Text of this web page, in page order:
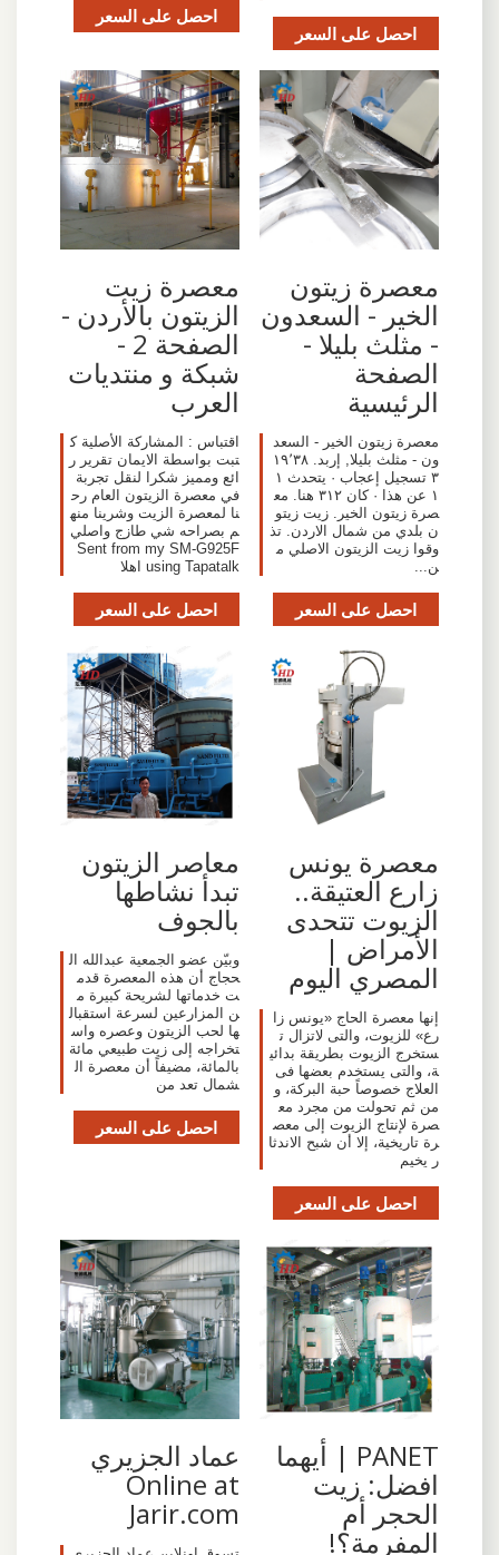
احصل على السعر
احصل على السعر
معصرة زيتون
الخير - السعدون
- مثلث بليلا -
الصفحة
الرئيسية
‏معصرة زيتون الخير - السعد
ون - مثلث بليلا‏, ‏إربد‏. ‏‏١٩٬٣٨
٣‏ تسجيل إعجاب · يتحدث ‏١
١‏ عن هذا · كان ‏٣١٢‏ هنا‏. ‏مع
صرة زيتون الخير. زيت زيتو
ن بلدي من شمال الاردن. تذ
وقوا زيت الزيتون الاصلي م
ن...
احصل على السعر
معصرة زيت
الزيتون بالأردن -
الصفحة 2 -
شبكة و منتديات
العرب
اقتباس : المشاركة الأصلية ك
تبت بواسطة الايمان تقرير ر
ائع ومميز شكرا لنقل تجربة
في معصرة الزيتون العام رح
نا لمعصرة الزيت وشرينا منه
م بصراحه شي طازج واصلي
Sent from my SM-G925F
using Tapatalk اهلا
احصل على السعر
معصرة يونس
زارع العتيقة..
الزيوت تتحدى
الأمراض |
المصري اليوم
إنها معصرة الحاج «يونس زا
رع» للزيوت، والتى لاتزال ت
ستخرج الزيوت بطريقة بدائي
ة، والتى يستخدم بعضها فى
العلاج خصوصاً حبة البركة، و
من ثم تحولت من مجرد مع
صرة لإنتاج الزيوت إلى معص
رة تاريخية، إلا أن شبح الاندثا
ر يخيم
احصل على السعر
معاصر الزيتون
تبدأ نشاطها
بالجوف
وبيّن عضو الجمعية عبدالله ال
حجاج أن هذه المعصرة قدم
ت خدماتها لشريحة كبيرة م
ن المزارعين لسرعة استقبال
ها لحب الزيتون وعصره واس
تخراجه إلى زيت طبيعي مائة
بالمائة، مضيفاً أن معصرة ال
شمال تعد من
احصل على السعر
PANET | أيهما
افضل: زيت
الحجر أم
المفرمة؟!
Online at
Jarir.com